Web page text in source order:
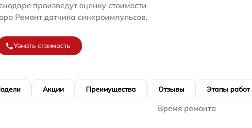
произведут оценку стоимости
Ремонт датчика синхроимпульсов.
Узнать стоимость
Акции Преимущества Отзывы Этапы работ
Время ремонта